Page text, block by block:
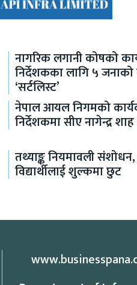
नागरिक लगानी कोषको
निर्देशकका लागि ५ जनाको
‘सर्टलिस्ट’
नेपाल आयल निगमको
निर्देशकमा सीए नागेन्द्र
तथ्याङ्क नियमावली संशोधन,
विद्यार्थीलाई शुल्कमा छुट